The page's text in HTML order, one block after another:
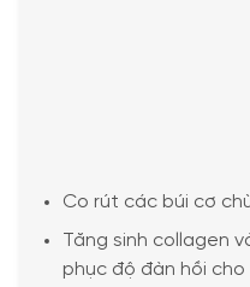
Co rút các búi cơ
Tăng sinh collagen
phục độ đàn hồi cho